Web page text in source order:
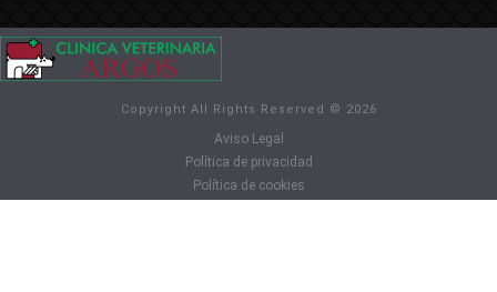
Copyright All Rights Reserved © 2026
Aviso Legal
Política de privacidad
Política de cookies